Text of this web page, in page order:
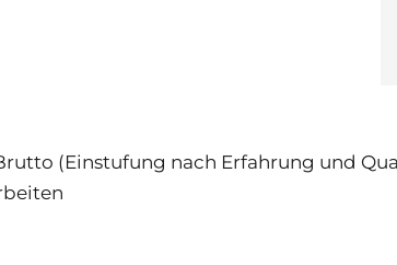
(Einstufung nach Erfahrung und